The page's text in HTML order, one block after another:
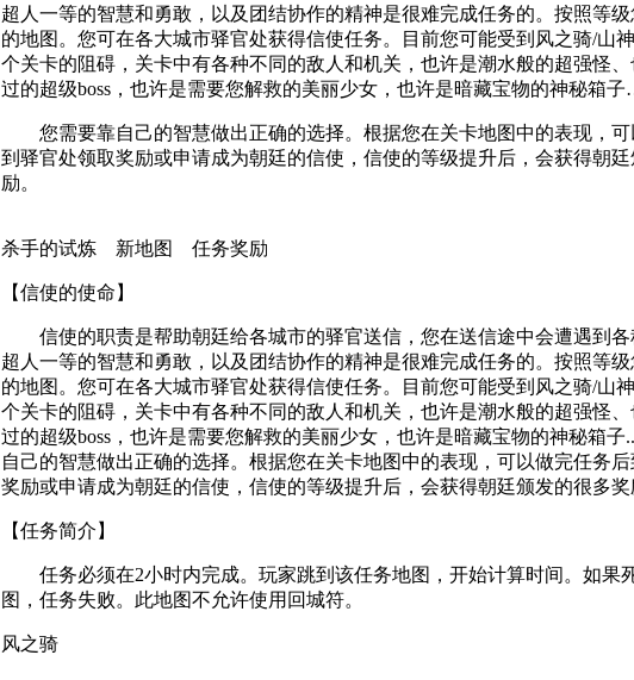
超人一等的智慧和勇敢，以及团结协作的精神是很难完成任务的。按照等级
的地图。您可在各大城市驿官处获得信使任务。目前您可能受到风之骑/山
个关卡的阻碍，关卡中有各种不同的敌人和机关，也许是潮水般的超强怪
过的超级boss，也许是需要您解救的美丽少女，也许是暗藏宝物的神秘箱
您需要靠自己的智慧做出正确的选择。根据您在关卡地图中的表现，可
到驿官处领取奖励或申请成为朝廷的信使，信使的等级提升后，会获得朝
励。
杀手的试炼 新地图 任务奖励
【信使的使命】
信使的职责是帮助朝廷给各城市的驿官送信，您在送信途中会遭遇到各
超人一等的智慧和勇敢，以及团结协作的精神是很难完成任务的。按照等级
的地图。您可在各大城市驿官处获得信使任务。目前您可能受到风之骑/山
个关卡的阻碍，关卡中有各种不同的敌人和机关，也许是潮水般的超强怪
过的超级boss，也许是需要您解救的美丽少女，也许是暗藏宝物的神秘箱子
自己的智慧做出正确的选择。根据您在关卡地图中的表现，可以做完任务
奖励或申请成为朝廷的信使，信使的等级提升后，会获得朝廷颁发的很多奖
【任务简介】
任务必须在2小时内完成。玩家跳到该任务地图，开始计算时间。如果
图，任务失败。此地图不允许使用回城符。
风之骑